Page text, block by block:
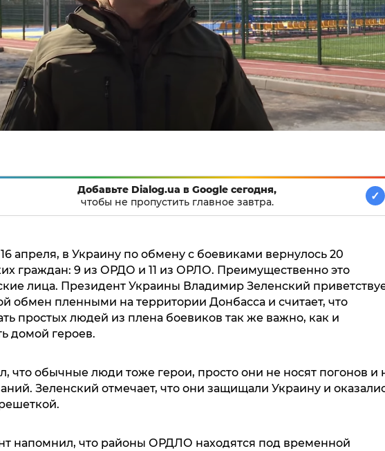
Добавьте Dialog.ua в Google сегодня,
чтобы не пропустить главное завтра.
✓
апреля, в Украину по обмену с боевиками вернулось 20
граждан: 9 из ОРДО и 11 из ОРЛО. Преимущественно это
лица. Президент Украины Владимир Зеленский
обмен пленными на территории Донбасса и считает, что
простых людей из плена боевиков так же важно, как и
домой героев.
что обычные люди тоже герои, просто они не носят погонов и
Зеленский отмечает, что они защищали Украину и
напомнил, что районы ОРДЛО находятся под временной